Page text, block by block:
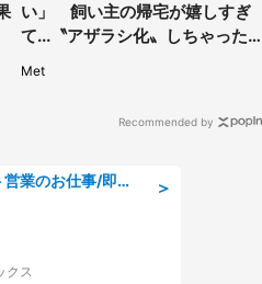
い」 飼い主の帰宅が嬉しすぎ
て...〝アザラシ化〟しちゃった
Met
Recommended by
＞
営業/商社でのルート営業のお仕事/即日勤務可/車通勤可/営業
クス